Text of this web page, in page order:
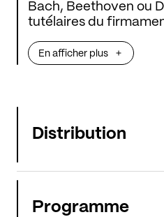
Bach, Beethoven ou
tutélaires du
son instrument à la
humanisme, sans
En afficher plus
Distribution
Programme